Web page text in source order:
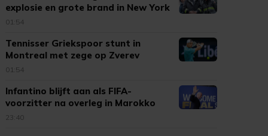
explosie en grote brand in New York
01:54
Tennisser Griekspoor stunt in
Montreal met zege op Zverev
01:54
Infantino blijft aan als FIFA-
voorzitter na overleg in Marokko
23:40